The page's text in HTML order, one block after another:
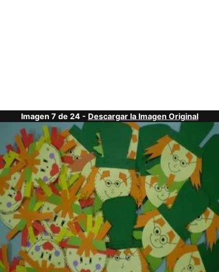
Imagen 7 de 24 - Descargar la Imagen Original